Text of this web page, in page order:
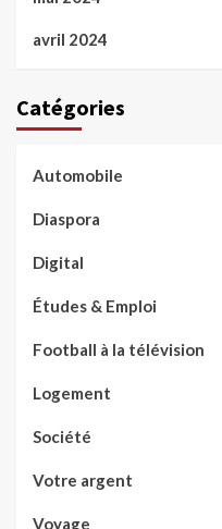
avril 2024
Catégories
Automobile
Diaspora
Digital
Études & Emploi
Football à la télévision
Logement
Société
Votre argent
Voyage